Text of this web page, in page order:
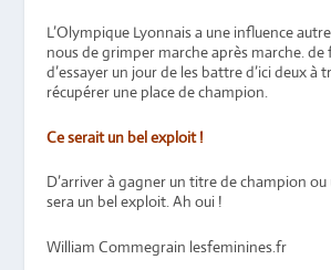
L’Olympique Lyonnais a une influence
nous de grimper marche après marche.
d’essayer un jour de les battre d’ici deux à
récupérer une place de champion.
Ce serait un bel exploit !
D’arriver à gagner un titre de champion ou
sera un bel exploit. Ah oui !
William Commegrain lesfeminines.fr